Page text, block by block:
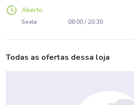
Aberto
Sexta 08:00 / 20:30
Todas as ofertas dessa loja